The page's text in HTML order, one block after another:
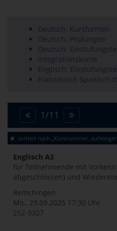
Deutsch: Kursformen
Deutsch: Prüfungen
Deutsch:
Integrationskurse
Englisch:
Französisch Spanisch
1/11
sortiert nach „Kursnummer,
Englisch A2
für Teilnehmende mit
abgeschlossen) und
Remchingen
Mo., 29.09.2025 17:30 Uhr
252-9327